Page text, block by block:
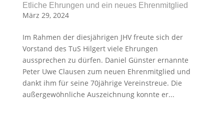
Etliche Ehrungen und ein neues Ehrenmitglied
März 29, 2024
Im Rahmen der diesjährigen JHV freute sich der
Vorstand des TuS Hilgert viele Ehrungen
aussprechen zu dürfen. Daniel Günster ernannte
Peter Uwe Clausen zum neuen Ehrenmitglied und
dankt ihm für seine 70jährige Vereinstreue. Die
außergewöhnliche Auszeichnung konnte er...